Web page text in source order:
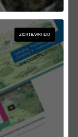
ZICHTBAARHEID